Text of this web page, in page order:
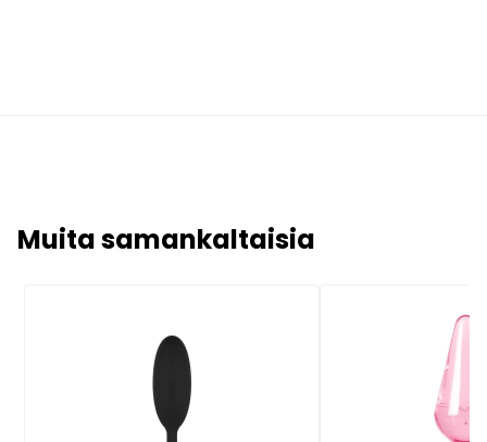
Muita samankaltaisia